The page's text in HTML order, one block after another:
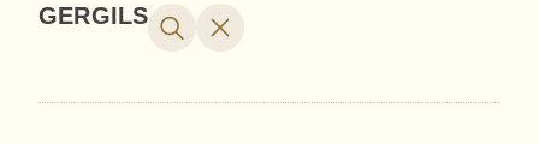
GERGILS